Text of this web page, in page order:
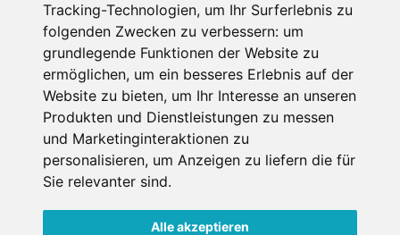
Tracking-Technologien, um Ihr Surferlebnis zu
folgenden Zwecken zu verbessern: um
grundlegende Funktionen der Website zu
ermöglichen, um ein besseres Erlebnis auf der
Website zu bieten, um Ihr Interesse an unseren
Produkten und Dienstleistungen zu messen
und Marketinginteraktionen zu
personalisieren, um Anzeigen zu liefern die für
Sie relevanter sind.
Alle akzeptieren
Impressum
Datenschutz
Nutzungsbedingungen
Portale
FAQ Newsletter Mediadaten